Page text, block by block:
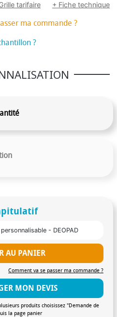
tarifaire
+ Fiche technique
ma commande ?
?
- DEOPAD
AU PANIER
Comment va se passer ma commande ?
MON DEVIS
produits choisissez "Demande de
la page panier